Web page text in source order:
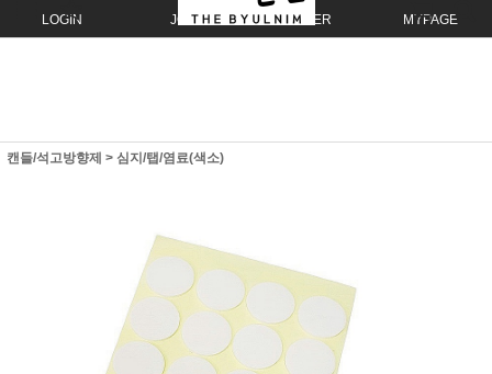
LOGIN JOIN ORDER MYPAGE
캔들/석고방향제 > 심지/탭/염료(색소)